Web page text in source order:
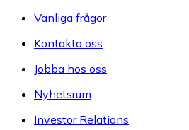
Vanliga frågor
Kontakta oss
Jobba hos oss
Nyhetsrum
Investor Relations